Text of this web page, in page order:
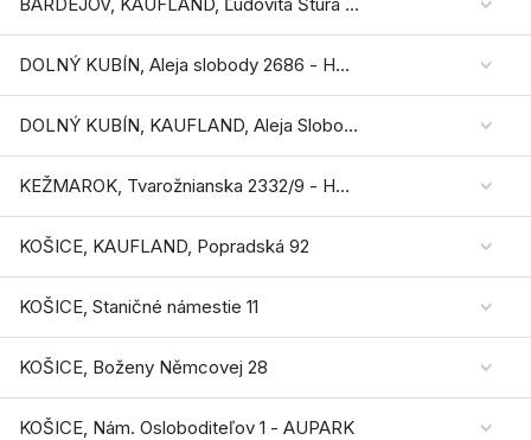
DOLNÝ KUBÍN, Aleja slobody 2686 - HM TESCO
DOLNÝ KUBÍN, KAUFLAND, Aleja Slobody 15/3057
KEŽMAROK, Tvarožnianska 2332/9 - HM TESCO
KOŠICE, KAUFLAND, Popradská 92
KOŠICE, Staničné námestie 11
KOŠICE, Boženy Němcovej 28
KOŠICE, Nám. Osloboditeľov 1 - AUPARK